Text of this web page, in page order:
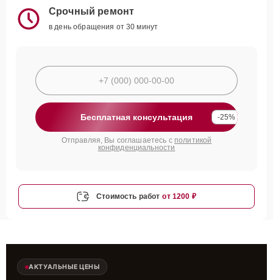
Срочный ремонт
в день обращения от 30 минут
Бесплатная консультация -25%
Отправляя, Вы соглашаетесь с политикой
конфиденциальности
Стоимость работ от 1200 ₽
АКТУАЛЬНЫЕ ЦЕНЫ